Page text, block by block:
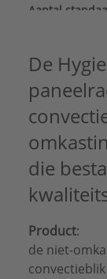
Aantal
Draadmaat
Geschikt voor
Geschikt voor
Glansgraad:
500
Kantelbaar:
Kleur:
Wit
Materiaal:
Max.
Merk: Henrad
De
die
Product:
de niet-
convectieblik